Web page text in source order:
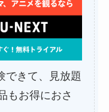
できて、見放題
もお得におさ